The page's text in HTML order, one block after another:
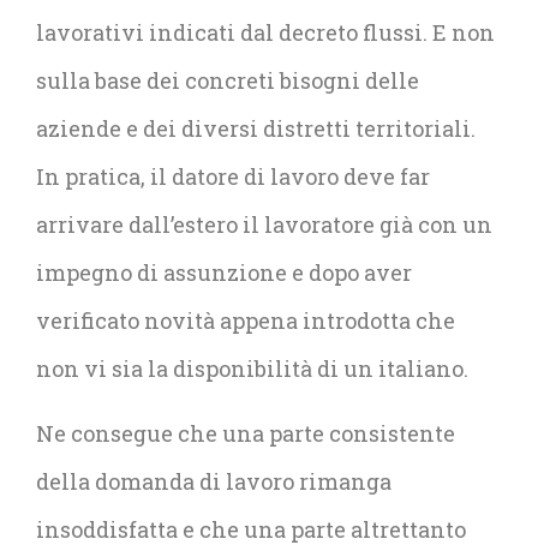
lavorativi indicati dal decreto flussi. E non
sulla base dei concreti bisogni delle
aziende e dei diversi distretti territoriali.
In pratica, il datore di lavoro deve far
arrivare dall’estero il lavoratore già con un
impegno di assunzione e dopo aver
verificato novità appena introdotta che
non vi sia la disponibilità di un italiano.
Ne consegue che una parte consistente
della domanda di lavoro rimanga
insoddisfatta e che una parte altrettanto